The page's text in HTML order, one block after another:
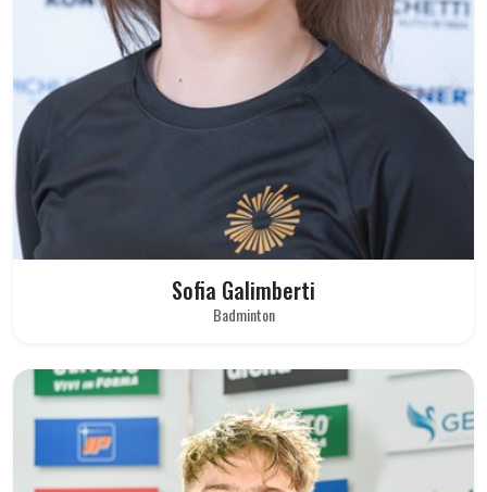
Sofia Galimberti
Badminton